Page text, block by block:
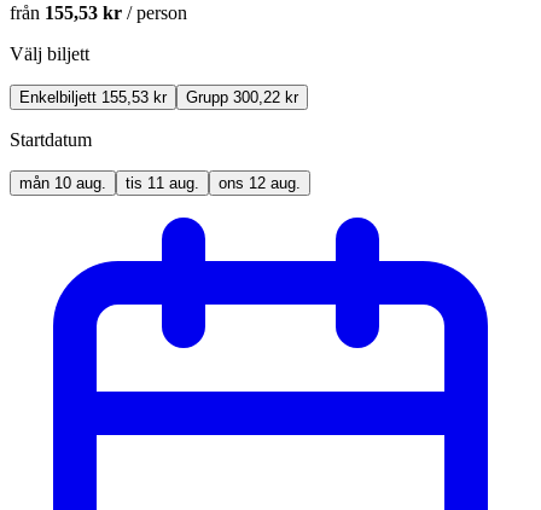
från 155,53 kr / person
Välj biljett
Enkelbiljett 155,53 kr Grupp 300,22 kr
Startdatum
mån 10 aug. tis 11 aug. ons 12 aug.